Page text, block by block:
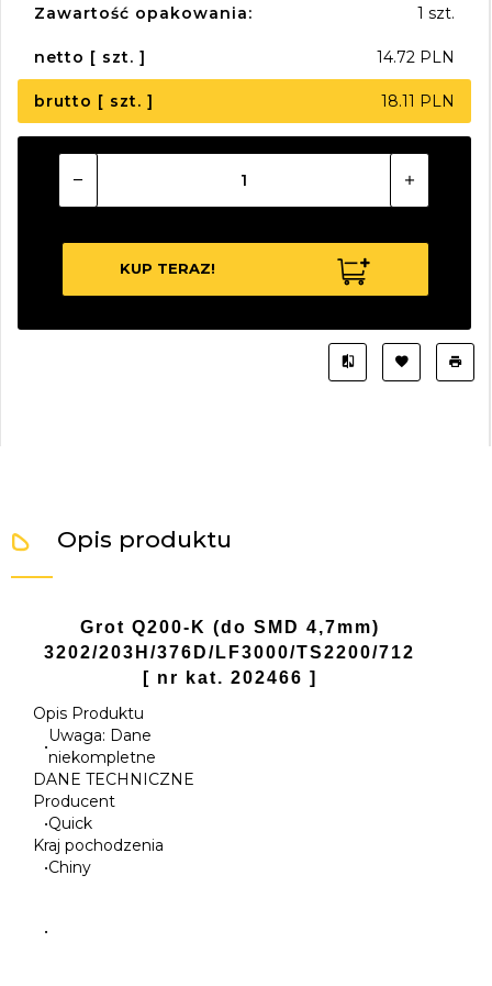
Zawartość opakowania: 1 szt.
netto [ szt. ] 14.72 PLN
brutto [ szt. ] 18.11 PLN
KUP TERAZ!
Opis produktu
Grot Q200-K (do SMD 4,7mm)
3202/203H/376D/LF3000/TS2200/712
[ nr kat. 202466 ]
Opis Produktu
•
Uwaga: Dane
niekompletne
DANE TECHNICZNE
Producent
•Quick
Kraj pochodzenia
•Chiny
•